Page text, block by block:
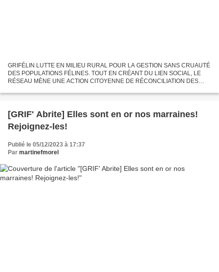
GRIFÉLIN LUTTE EN MILIEU RURAL POUR LA GESTION SANS CRUAUTÉ
DES POPULATIONS FÉLINES. TOUT EN CRÉANT DU LIEN SOCIAL, LE
RÉSEAU MÈNE UNE ACTION CITOYENNE DE RÉCONCILIATION DES
POUVEZ NOUS Y AIDER? POUR...
[GRIF' Abrite] Elles sont en or nos marraines!
Rejoignez-les!
Publié le 05/12/2023 à 17:37
Par martinefmorel